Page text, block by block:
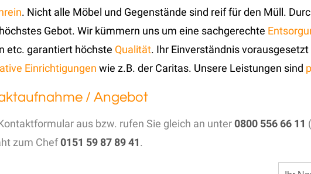
. Nicht alle Möbel und Gegenstände sind reif für den Müll.
Gebot. Wir kümmern uns um eine sachgerechte
etc. garantiert höchste Qualität. Ihr Einverständnis
Einrichtigungen wie z.B. der Caritas. Unsere Leistungen sind
/ Angebot
aus bzw. rufen Sie gleich an unter0800 556 66 11
zum Chef0151 59 87 89 41.